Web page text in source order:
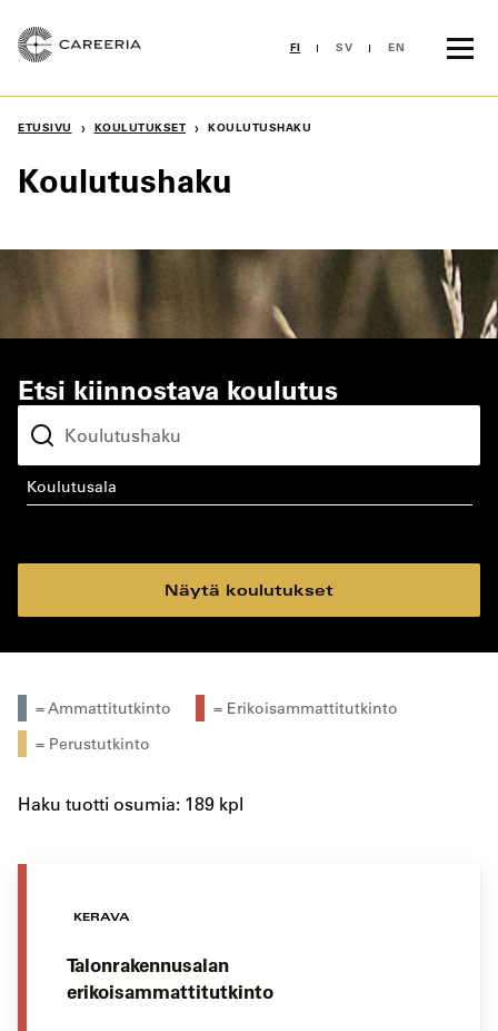
sisältöön
FI SV EN
ETUSIVU › KOULUTUKSET › KOULUTUSHAKU
Koulutushaku
Etsi kiinnostava koulutus
koulutusala
Näytä koulutukset
= Ammattitutkinto
= Erikoisammattitutkinto
= Perustutkinto
Haku tuotti osumia: 189 kpl
KERAVA
Talonrakennusalan
erikoisammattitutkinto